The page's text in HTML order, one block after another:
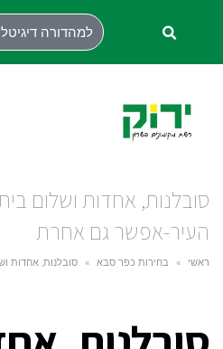
למהדורה
סובלנות, אחדות ושלום
העיר-אפשר גם אחרת
ראשי » בחירות כפר סבא » סובלנות, אחדות